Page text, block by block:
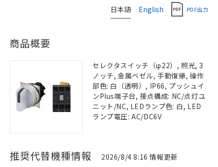
日本語 English PDF出力
商品概要
セレクタスイッチ（φ22）, 照光, 3
ノッチ, 金属ベゼル, 手動復帰, 操作
部色: 白（透明）, IP66, プッシュイ
ンPlus端子台, 接点構成: NC/点灯ユ
ニット/NC, LEDランプ色: 白, LED
ランプ電圧: AC/DC6V
推奨代替機種情報 2026/8/4 8:16 情報更新